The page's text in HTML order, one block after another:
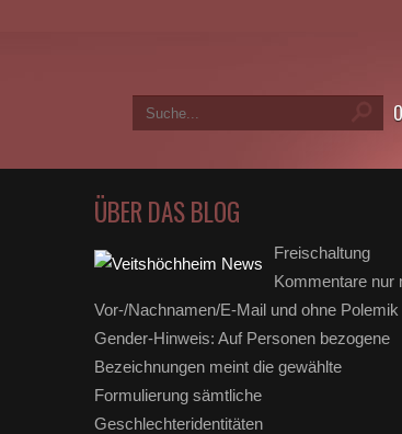
ÜBER DAS BLOG
Freischaltung
Kommentare nur
Vor-/Nachnamen/E-Mail und ohne Polemik
Gender-Hinweis: Auf Personen bezogene
Bezeichnungen meint die gewählte
Formulierung sämtliche
Geschlechteridentitäten